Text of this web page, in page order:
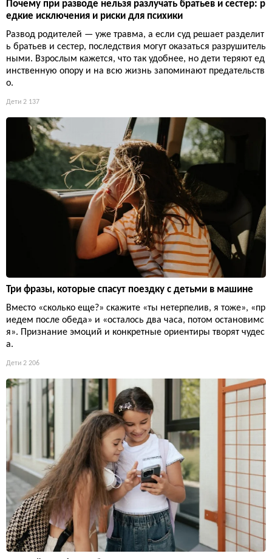
Почему при разводе нельзя разлучать братьев и сестер: р
едкие исключения и риски для психики
Развод родителей — уже травма, а если суд решает разделит
ь братьев и сестер, последствия могут оказаться разрушитель
ными. Взрослым кажется, что так удобнее, но дети теряют ед
инственную опору и на всю жизнь запоминают предательств
о.
Дети 2 137
Три фразы, которые спасут поездку с детьми в машине
Вместо «сколько еще?» скажите «ты нетерпелив, я тоже», «пр
иедем после обеда» и «осталось два часа, потом остановимс
я». Признание эмоций и конкретные ориентиры творят чудес
а.
Дети 2 206